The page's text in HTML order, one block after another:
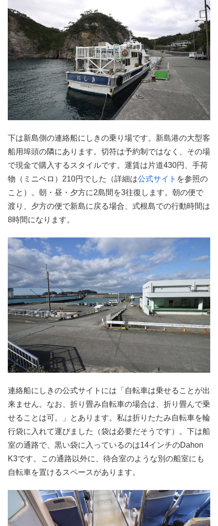
下は新島側の連絡船にしきの乗り場です。新島港の大型客
船用埠頭の隣にあります。切符は予約制ではなく、その場
で現金で購入するスタイルです。運賃は片道430円、手荷
物（ミニベロ）210円でした（詳細は公式サイト を参照の
こと）。朝・昼・夕方に2島間を3往復します。朝の便で
渡り、夕方の便で新島に戻る場合、式根島での行動時間は
8時間になります。
連絡船にしきの公式サイトには「自転車は乗せることが出
来ません。なお、折り畳み自転車の場合は、折り畳んで乗
せることは可。」とあります。私は折りたたみ自転車を輪
行袋に入れて運びました（袋は必要だそうです）。下は船
室の通路で、黒い袋に入っているのは14インチのDahon
K3です。この通路以外に、待合室のような別の船室にも
自転車を置けるスペースがあります。